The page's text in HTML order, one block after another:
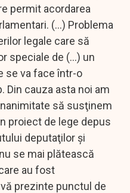
permit acordarea
(...) Problema
legale care să
speciale de (...) un
se va face într-o
Din cauza asta noi am
să susţinem
proiect de lege depus
deputaţilor şi
se mai plătească
au fost
vă prezinte punctul de